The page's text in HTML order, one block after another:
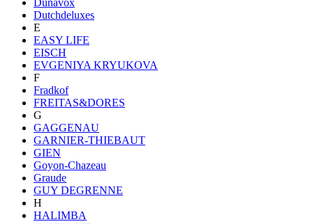
Dutchdeluxes
E
EASY LIFE
EISCH
EVGENIYA KRYUKOVA
F
Fradkof
FREITAS&DORES
G
GAGGENAU
GARNIER-THIEBAUT
GIEN
Goyon-Chazeau
Graude
GUY DEGRENNE
H
HALIMBA